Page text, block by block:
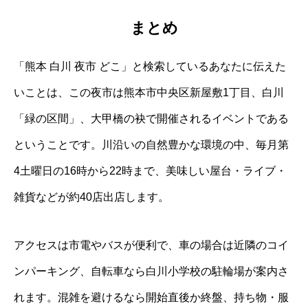
まとめ
「熊本 白川 夜市 どこ」と検索しているあなたに伝えた
いことは、この夜市は熊本市中央区新屋敷1丁目、白川
「緑の区間」、大甲橋の袂で開催されるイベントである
ということです。川沿いの自然豊かな環境の中、毎月第
4土曜日の16時から22時まで、美味しい屋台・ライブ・
雑貨などが約40店出店します。
アクセスは市電やバスが便利で、車の場合は近隣のコイ
ンパーキング、自転車なら白川小学校の駐輪場が案内さ
れます。混雑を避けるなら開始直後か終盤、持ち物・服